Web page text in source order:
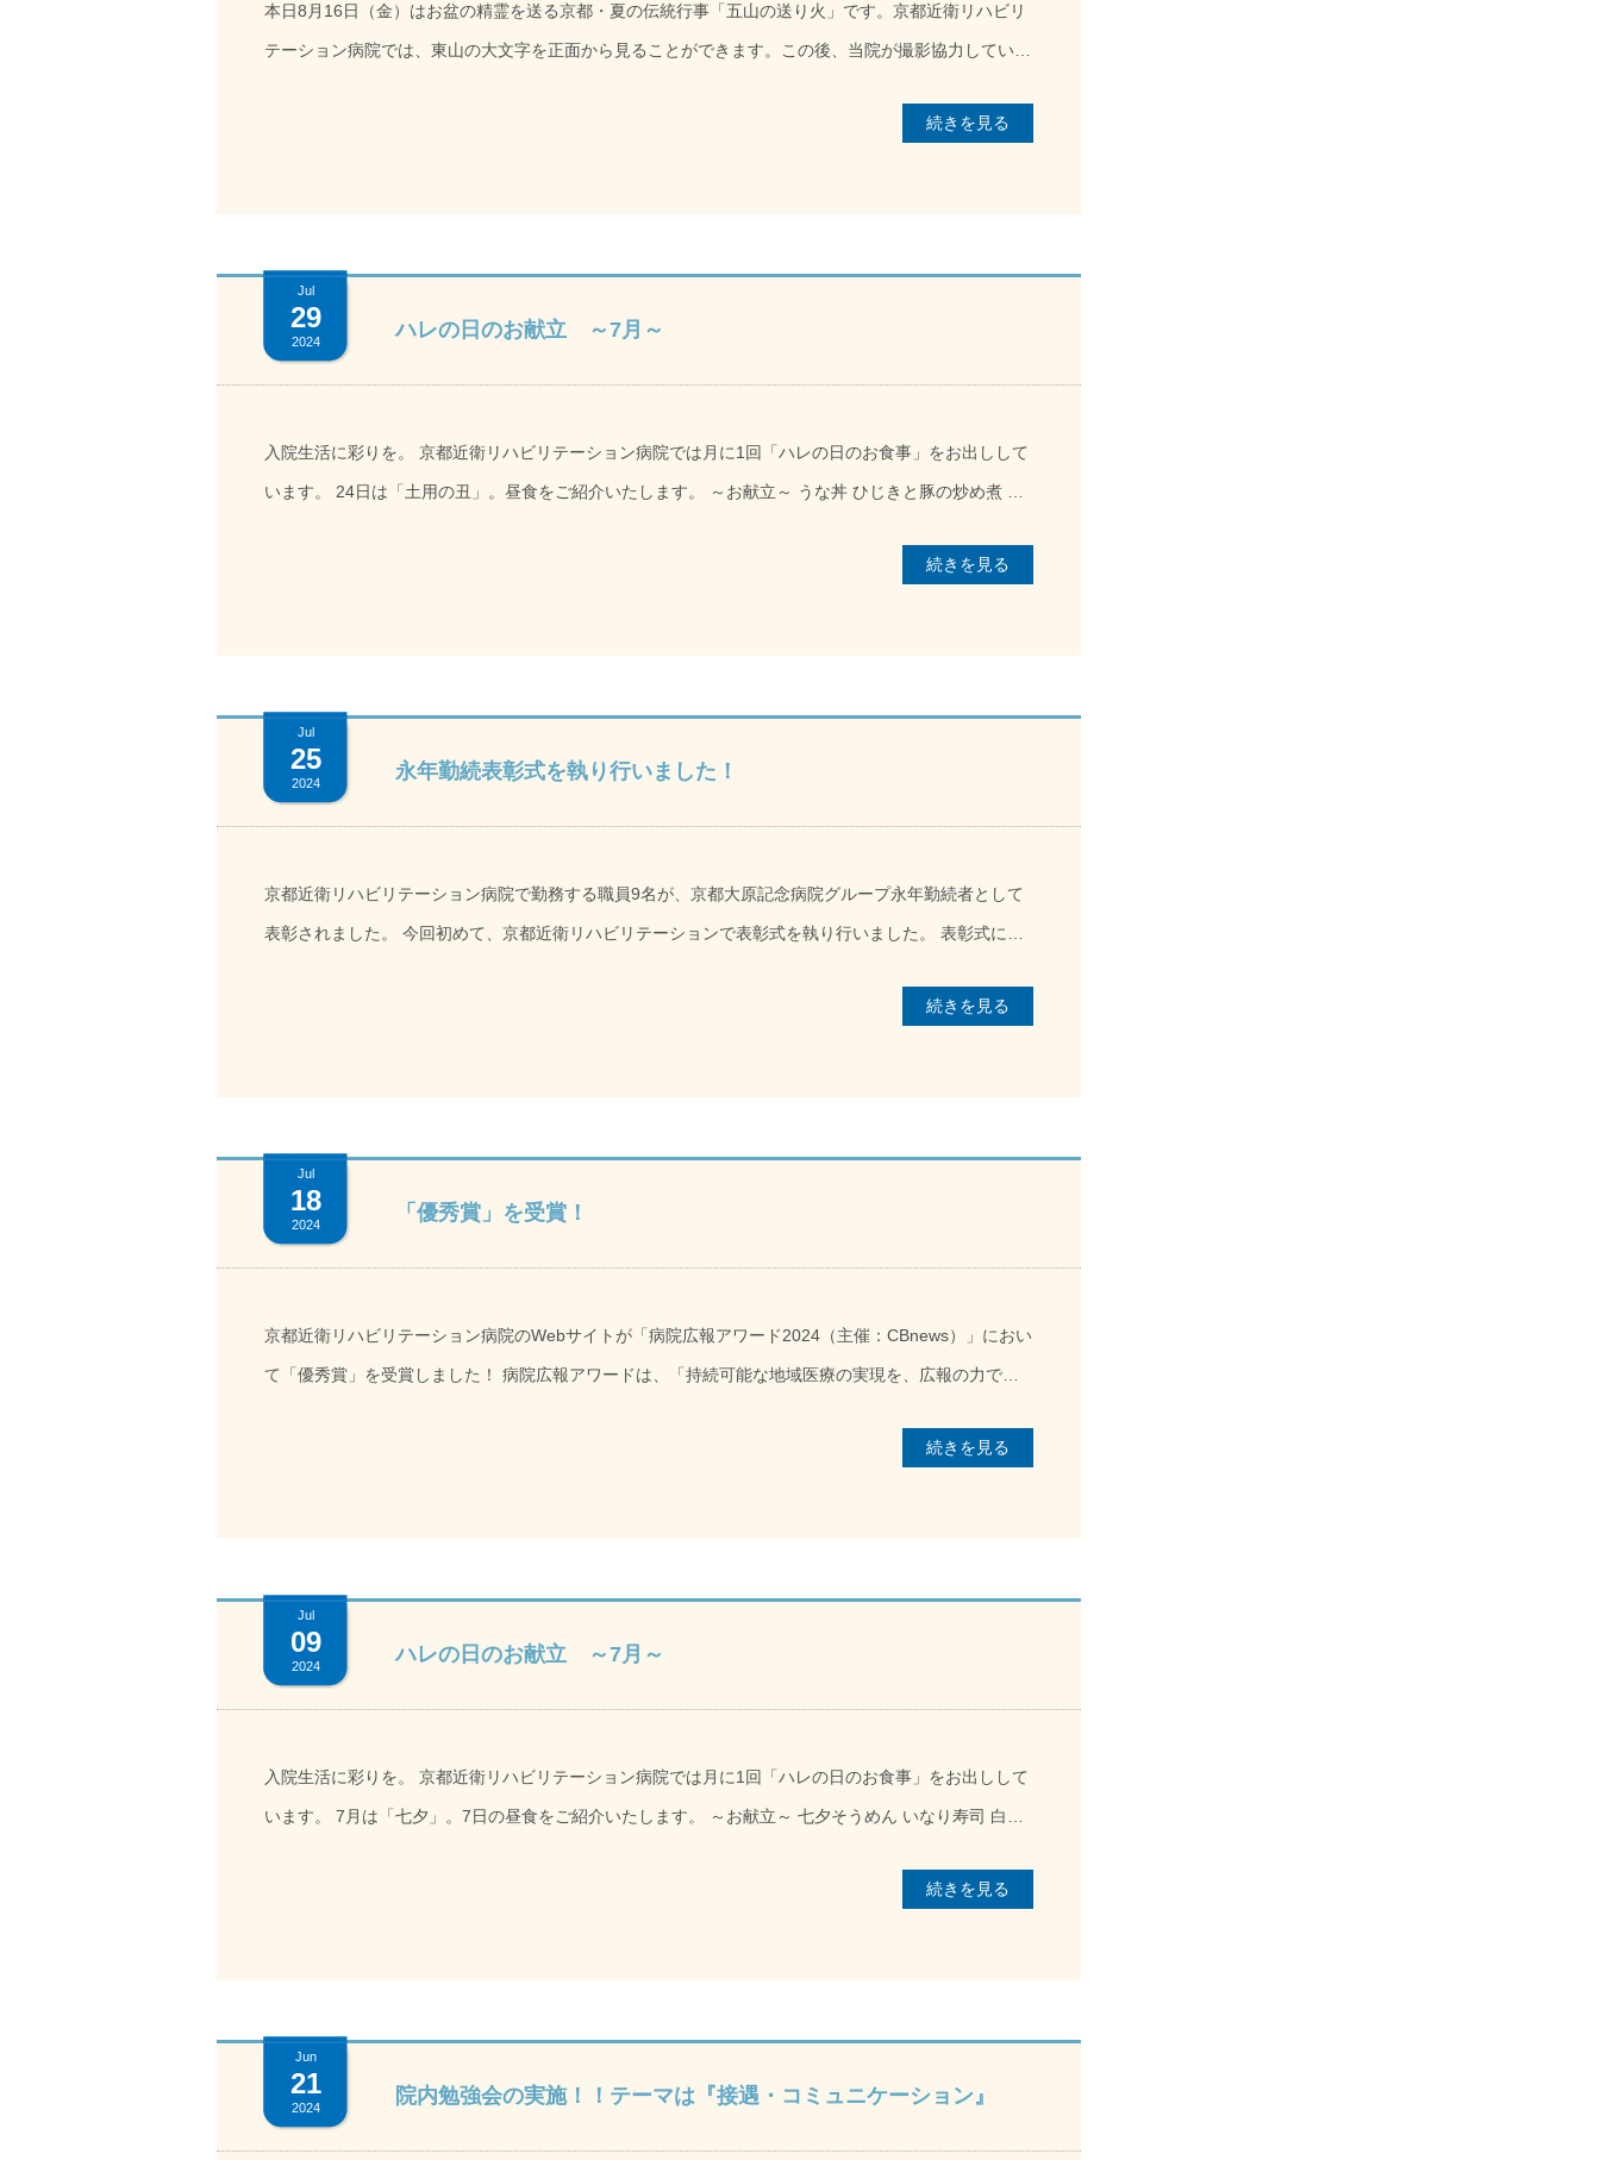
本日8月16日（金）はお盆の精霊を送る京都・夏の伝統行事「五山の送り火」です。京都近衛リハビリ
テーション病院では、東山の大文字を正面から見ることができます。この後、当院が撮影協力している
受け取る」設定をお忘れなく！ https://www.youtube.com/live/1lpeYjcUX8c?feature=shared続きを見る
Jul
29
2024
ハレの日のお献立 ～7月～
入院生活に彩りを。 京都近衛リハビリテーション病院では月に1回「ハレの日のお食事」をお出しして
います。 24日は「土用の丑」。昼食をご紹介いたします。 ～お献立～ うな丼 ひじきと豚の炒め煮 赤
続きを見る
Jul
25
2024
永年勤続表彰式を執り行いました！
京都近衛リハビリテーション病院で勤務する職員9名が、京都大原記念病院グループ永年勤続者として
表彰されました。 今回初めて、京都近衛リハビリテーションで表彰式を執り行いました。 表彰式には5
原記念病院グループで働いていただきありがとうございます。今後とも働きやすい職場を目指していく
彰式は今年4月にオープンした職員用ラウンジ『COCOスペース』にて、とてもアットホームな雰囲気
の中開催されました。 「節目」となる日を皆でお祝いし、とてもあたたい空気が流れた時間でした。
これからも職員が働きやすい環境づくりを目指し、邁進して参ります。
続きを見る
Jul
18
2024
「優秀賞」を受賞！
京都近衛リハビリテーション病院のWebサイトが「病院広報アワード2024（主催：CBnews）」におい
て「優秀賞」を受賞しました！ 病院広報アワードは、「持続可能な地域医療の実現を、広報の力で支
都近衛リハビリテーション病院は、「広報担当_Webサイト部門」にエントリーし6病院が選ばれた
続きを見る
Jul
09
2024
ハレの日のお献立 ～7月～
入院生活に彩りを。 京都近衛リハビリテーション病院では月に1回「ハレの日のお食事」をお出しして
います。 7月は「七夕」。7日の昼食をご紹介いたします。 ～お献立～ 七夕そうめん いなり寿司 白菜
続きを見る
Jun
21
2024
院内勉強会の実施！！テーマは『接遇・コミュニケーション』